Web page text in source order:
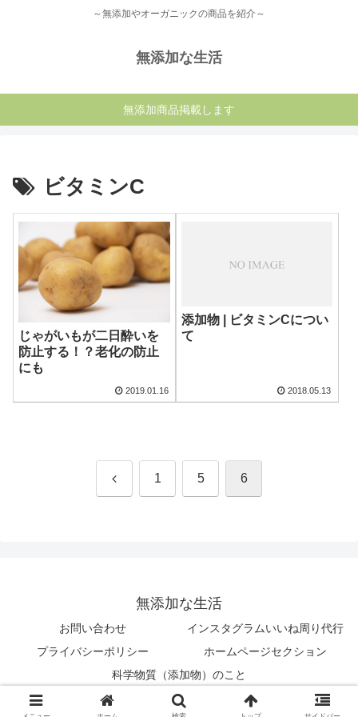
～無添加やオーガニックの商品を紹介～
無添加な生活
無添加商品掲載します
ビタミンC
じゃがいもが二日酔いを
防止する！？老化の防止
にも
2019.01.16
添加物 | ビタミンCについ
て
2018.05.13
前 1 5 6
無添加な生活
お問い合わせ
インスタグラムいいね周り代行
プライバシーポリシー
ホームページセクション
科学物質（添加物）のこと
© 2018 無添加な生活.